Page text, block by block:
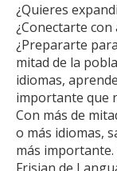
¿Quieres
¿Conectarte
¿Prepararte
mitad de la
idiomas,
importante que
Con más de
o más idiomas,
más